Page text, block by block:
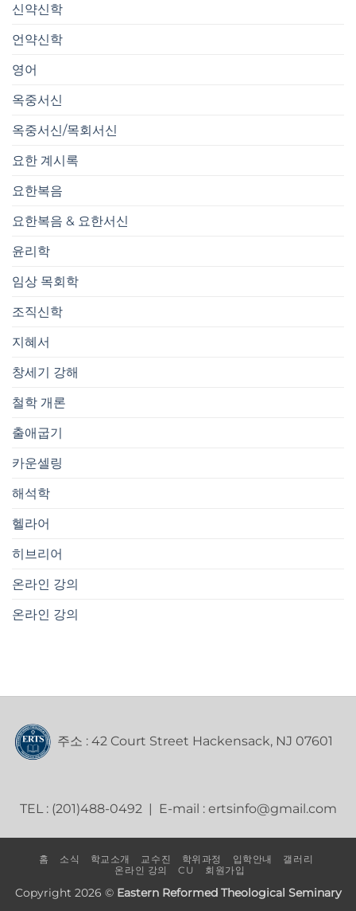
신약신학
언약신학
영어
옥중서신
옥중서신/목회서신
요한 계시록
요한복음
요한복음 & 요한서신
윤리학
임상 목회학
조직신학
지혜서
창세기 강해
철학 개론
출애굽기
카운셀링
해석학
헬라어
히브리어
온라인 강의
온라인 강의
주소 : 42 Court Street Hackensack, NJ 07601
TEL : (201)488-0492 | E-mail : ertsinfo@gmail.com
홈 소식 학교소개 교수진 학위과정 입학안내
갤러리
온라인 강의
CU 회원가입
Copyright 2026 © Eastern Reformed Theological Seminary